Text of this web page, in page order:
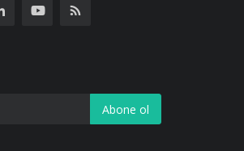
Abone ol